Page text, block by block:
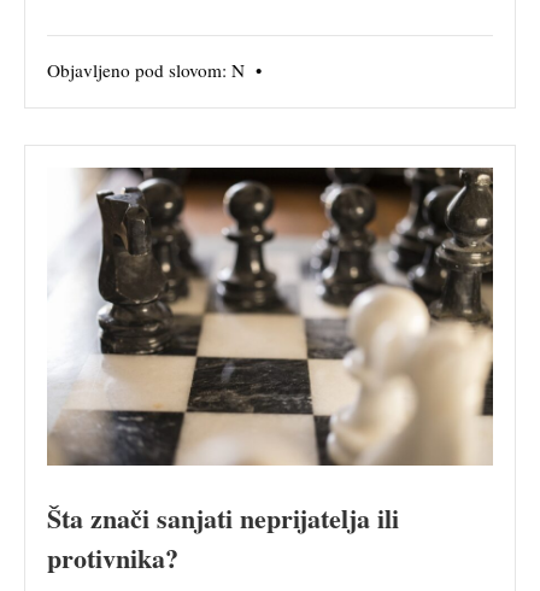
Objavljeno pod slovom: N •
Šta znači sanjati neprijatelja ili
protivnika?